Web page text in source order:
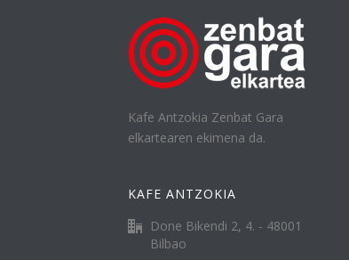
Kafe Antzokia Zenbat Gara
elkartearen ekimena da.
KAFE ANTZOKIA
Done Bikendi 2, 4. - 48001
Bilbao